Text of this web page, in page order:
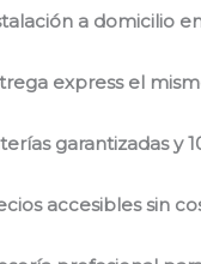
a domicilio
express el
garantizadas y
accesibles sin